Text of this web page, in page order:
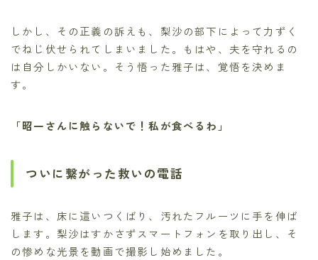
しかし、その正義の訴えも、梨沙の部下によって力ずく
でねじ伏せられてしまいました。もはや、夫を守れるの
は自分しかいない。そう悟った雅子は、覚悟を決めま
す。
「昭一さんに触らないで！私が食べるわ」
ついに繋がった救いの電話
雅子は、床に這いつくばり、汚れたフルーツに手を伸ば
します。梨沙はすかさずスマートフォンを取り出し、そ
の惨めな光景を動画で撮影し始めました。